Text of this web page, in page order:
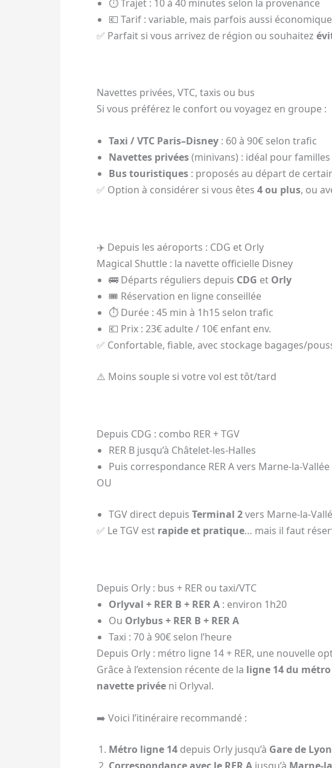
⏱️ Trajet : 10 à 40 minutes selon la provenance
💶 Tarif : variable, mais parfois aussi économique
✅ Parfait si vous arrivez de région ou souhaitez
Navettes privées, VTC, taxis ou bus
Si vous préférez le confort ou voyagez en groupe :
Taxi / VTC Paris–Disney : 60 à 90€ selon trafic
Navettes privées(minivans) : idéal pour
Bus touristiques : proposés au départ de
✅ Option à considérer si vous êtes 4 ou plus, ou
✈️ Depuis les aéroports : CDG et Orly
Magical Shuttle : la navette officielle Disney
🚌 Départs réguliers depuis CDG et Orly
🎟️ Réservation en ligne conseillée
⏱️ Durée : 45 min à 1h15 selon trafic
💶 Prix : 23€ adulte / 10€ enfant env.
✅ Confortable, fiable, avec stockage bagages/
⚠️ Moins souple si votre vol est tôt/tard
Depuis CDG : combo RER + TGV
RER B jusqu’à Châtelet-les-Halles
Puis correspondance RER A vers Marne-la-Vallée
OU
TGV direct depuis Terminal 2vers Marne-la-
✅ Le TGV est rapide et pratique… mais il faut
Depuis Orly : bus + RER ou taxi/VTC
Orlyval + RER B + RER A : environ 1h20
Ou Orlybus + RER B + RER A
Taxi : 70 à 90€ selon l’heure
Depuis Orly : métro ligne 14 + RER, une nouvelle
Grâce à l’extension récente de la ligne 14 du métro
navette privée ni Orlyval.
➡️ Voici l’itinéraire recommandé :
Métro ligne 14 depuis Orly jusqu’à Gare de Lyon